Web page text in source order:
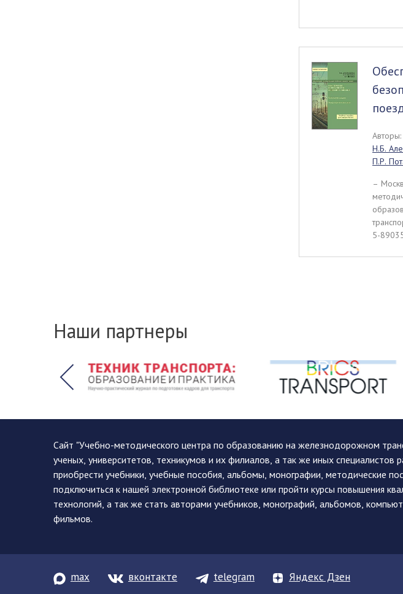
Авторы:
Н.Б.
П.Р.
–
5-
Наши партнеры
Сайт "Учебно-методического центра по образованию на железнодорожном
ученых, университетов, техникумов и их филиалов, а так же иных
приобрести учебники, учебные пособия, альбомы, монографии, методические
подключиться к нашей электронной библиотеке или пройти курсы повышения
технологий, а так же стать авторами учебников, монографий, альбомов,
фильмов.
max вконтакте telegram Яндекс Дзен